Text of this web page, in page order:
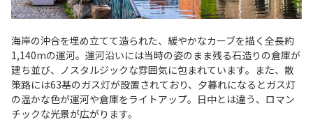
海岸の沖合を埋め立てて造られた、緩やかなカーブを描く全長約
1,140mの運河。運河沿いには当時の姿のまま残る石造りの倉庫が
建ち並び、ノスタルジックな雰囲気に包まれています。また、散
策路には63基のガス灯が設置されており、夕暮れになるとガス灯
の温かな色が運河や倉庫をライトアップ。日中とは違う、ロマン
チックな光景が広がります。